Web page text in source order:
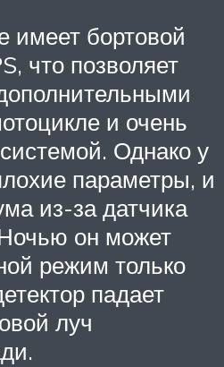
имеет бортовой
что позволяет
и очень
Однако у
параметры, и
из-за датчика
он может
режим только
падает
луч